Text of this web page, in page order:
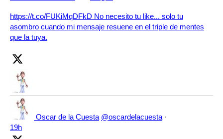
https://t.co/FUKiMqDFkD No necesito tu like... solo tu
asombro cuando mi mensaje resuene en el triple de mentes
que la tuya.
Oscar de la Cuesta @oscardelacuesta ·
19h